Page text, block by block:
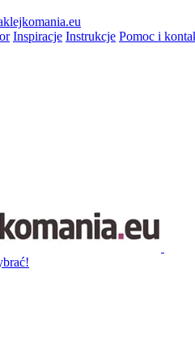
Inspiracje Instrukcje Pomoc i